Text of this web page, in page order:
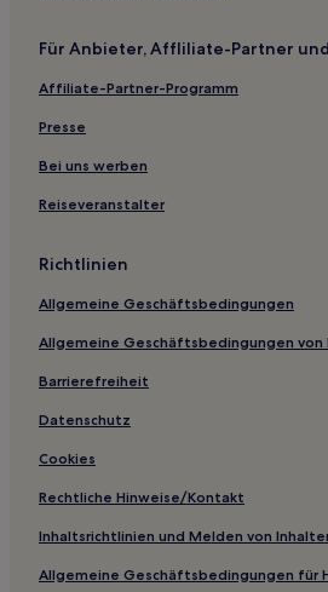
Delmas
Hotels mit Parkplatz in Dordogne
Haustierfreundliche in Saint-Émilion
Hotels mit Parkplatz in Becken von
Haustierfreundliche in Aquitanien
Für Anbieter, Affliliate-Partner
Affiliate-Partner-Programm
Presse
Bei uns werben
Reiseveranstalter
Richtlinien
Allgemeine Geschäftsbedingungen
Allgemeine Geschäftsbedingungen von
Barrierefreiheit
Datenschutz
Cookies
Rechtliche Hinweise/Kontakt
Inhaltsrichtlinien und Melden von
Allgemeine Geschäftsbedingungen für